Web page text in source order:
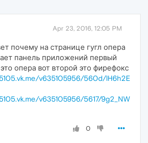
Apr 23, 2016, 12:05 PM
почему на странице гугл опера
панель приложений первый
опера вот второй это фирефокс
v635105956/560d/lH6h2E
v635105956/5617/9g2_NW
0